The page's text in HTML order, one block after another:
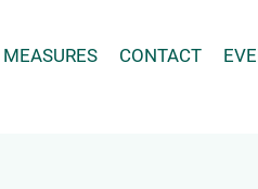
CONTACT